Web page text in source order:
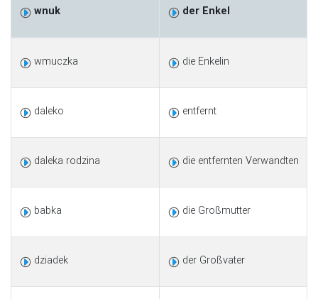
wnuk der Enkel
wmuczka die Enkelin
daleko entfernt
daleka rodzina die entfernten Verwandten
babka die Großmutter
dziadek der Großvater